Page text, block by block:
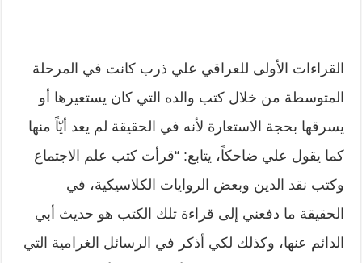
القراءات الأولى للعراقي علي ذرب كانت في المرحلة
المتوسطة من خلال كتب والده التي كان يستعيرها أو
يسرقها بحجة الاستعارة لأنه في الحقيقة لم يعد أيّاً منها
كما يقول علي ضاحكاً، يتابع: “قرأت كتب علم الاجتماع
وكتب نقد الدين وبعض الروايات الكلاسيكية، في
الحقيقة ما دفعني إلى قراءة تلك الكتب هو حديث أبي
الدائم عنها، وكذلك لكي أذكر في الرسائل الغرامية التي